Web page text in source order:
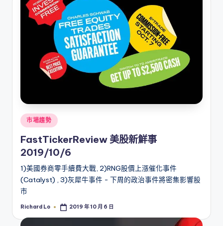
Posted
in
市場趨勢
FastTickerReview 美股新鮮事
2019/10/6
1)美國券商零手續費大戰, 2)RNG股價上漲催化事件
(Catalyst) , 3)灰犀牛事件 - 下周的政治事件將密集影響股
市
Posted
Richard Lo 2019 年 10 月 6 日